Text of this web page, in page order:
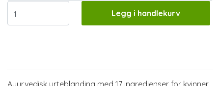
Legg i handlekurv
Ayurvedisk urteblanding med 17 ingredienser for kvinner.